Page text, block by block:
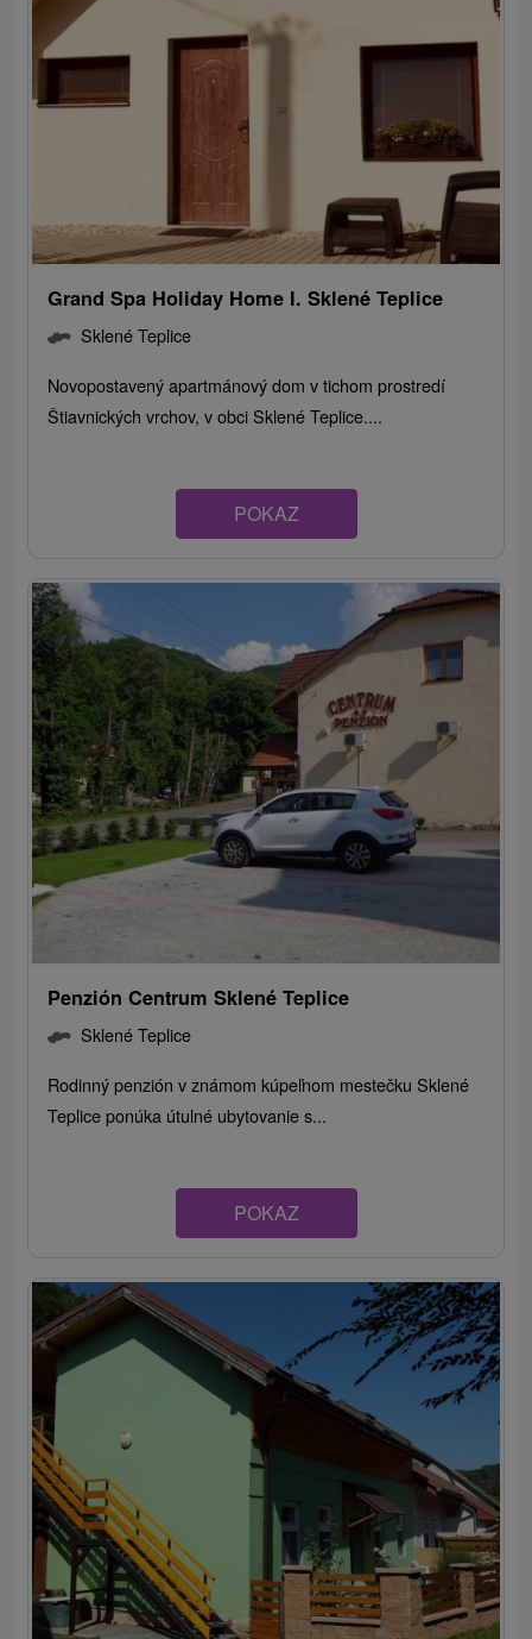
Grand Spa Holiday Home I. Sklené Teplice
Sklené Teplice
Novopostavený apartmánový dom v tichom prostredí
Štiavnických vrchov, v obci Sklené Teplice....
POKAZ
Penzión Centrum Sklené Teplice
Sklené Teplice
Rodinný penzión v známom kúpeľnom mestečku Sklené
Teplice ponúka útulné ubytovanie s...
POKAZ